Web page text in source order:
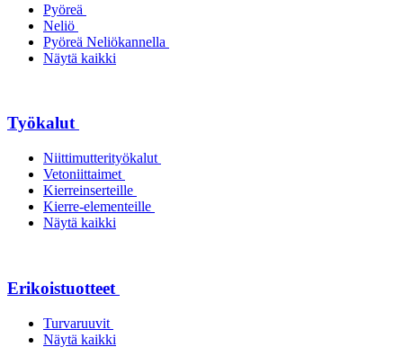
Pyöreä
Neliö
Pyöreä Neliökannella
Näytä kaikki
Työkalut
Niittimutterityökalut
Vetoniittaimet
Kierreinserteille
Kierre-elementeille
Näytä kaikki
Erikoistuotteet
Turvaruuvit
Näytä kaikki